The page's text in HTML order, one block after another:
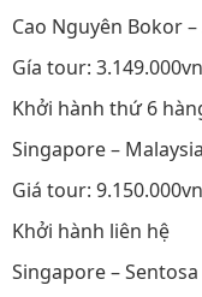
Cao Nguyên Bokor
Gía tour:
Khởi hành thứ 6
Singapore –
Giá tour:
Khởi hành liên hệ
Singapore –